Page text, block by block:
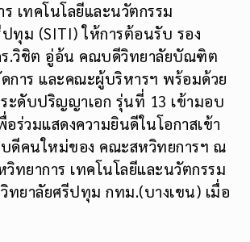
เทคโนโลยีและนวัตกรรม
ทุม (SITI) ให้การต้อนรับ รอง
ร.วิชิต อู่อ้น คณบดีวิทยาลัยบัณฑิต
การ และคณะผู้บริหารฯ พร้อมด้วย
ะดับปริญญาเอก รุ่นที่ 13 เข้ามอบ
ร่วมแสดงความยินดีในโอกาสเข้า
ดีคนใหม่ของ คณะสหวิทยการฯ ณ
ทยาการ เทคโนโลยีและนวัตกรรม
ทยาลัยศรีปทุม กทม.(บางเขน) เมื่อ